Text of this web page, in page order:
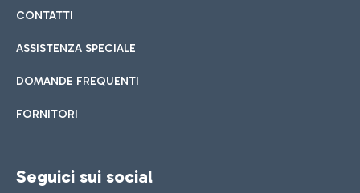
CONTATTI
ASSISTENZA SPECIALE
DOMANDE FREQUENTI
FORNITORI
Seguici sui social